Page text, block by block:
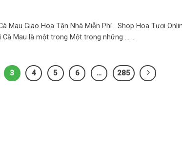
Mau Giao Hoa Tận Nhà Miễn Phí Shop Hoa Tươi
Mau là một trong Một trong những ... ...
3 4 5 6 … 285